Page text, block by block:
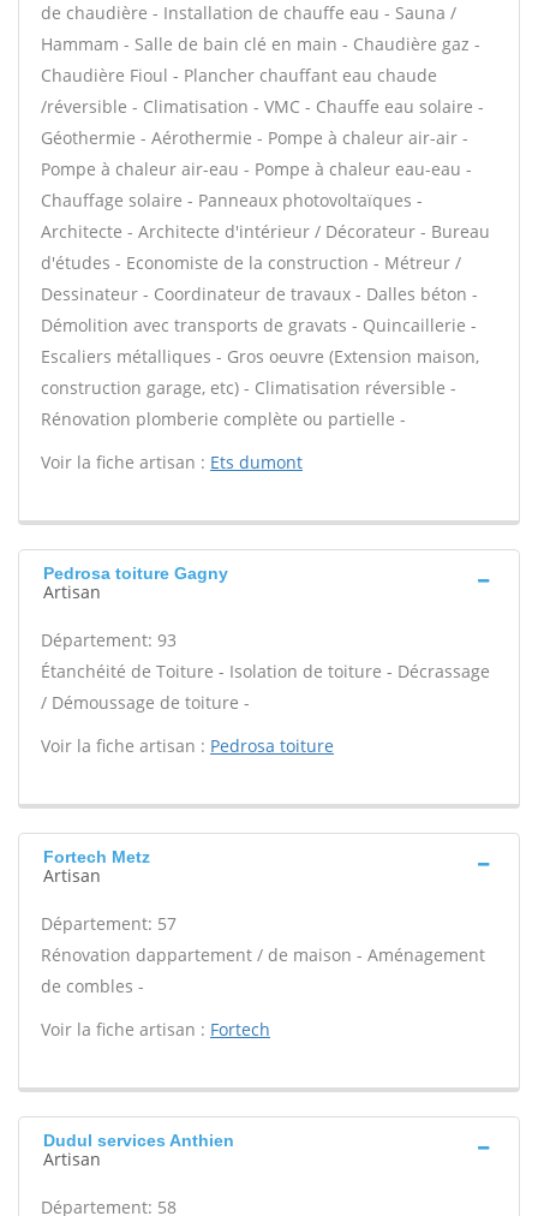
de chaudière - Installation de chauffe eau - Sauna /
Hammam - Salle de bain clé en main - Chaudière gaz -
Chaudière Fioul - Plancher chauffant eau chaude
/réversible - Climatisation - VMC - Chauffe eau solaire -
Géothermie - Aérothermie - Pompe à chaleur air-air -
Pompe à chaleur air-eau - Pompe à chaleur eau-eau -
Chauffage solaire - Panneaux photovoltaïques -
Architecte - Architecte d'intérieur / Décorateur - Bureau
d'études - Economiste de la construction - Métreur /
Dessinateur - Coordinateur de travaux - Dalles béton -
Démolition avec transports de gravats - Quincaillerie -
Escaliers métalliques - Gros oeuvre (Extension maison,
construction garage, etc) - Climatisation réversible -
Rénovation plomberie complète ou partielle -
Voir la fiche artisan : Ets dumont
Pedrosa toiture Gagny
Artisan
Département: 93
Étanchéité de Toiture - Isolation de toiture - Décrassage
/ Démoussage de toiture -
Voir la fiche artisan : Pedrosa toiture
Fortech Metz
Artisan
Département: 57
Rénovation dappartement / de maison - Aménagement
de combles -
Voir la fiche artisan : Fortech
Dudul services Anthien
Artisan
Département: 58